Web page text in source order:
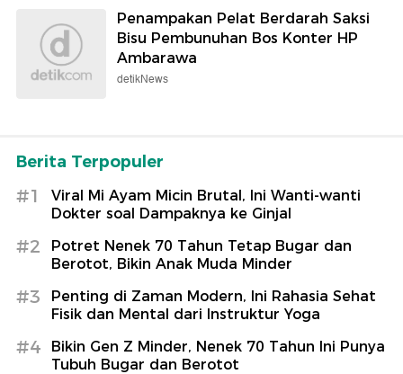
Penampakan Pelat Berdarah Saksi
Bisu Pembunuhan Bos Konter HP
Ambarawa
detikNews
Berita Terpopuler
#1
Viral Mi Ayam Micin Brutal, Ini Wanti-wanti
Dokter soal Dampaknya ke Ginjal
#2
Potret Nenek 70 Tahun Tetap Bugar dan
Berotot, Bikin Anak Muda Minder
#3
Penting di Zaman Modern, Ini Rahasia Sehat
Fisik dan Mental dari Instruktur Yoga
#4
Bikin Gen Z Minder, Nenek 70 Tahun Ini Punya
Tubuh Bugar dan Berotot